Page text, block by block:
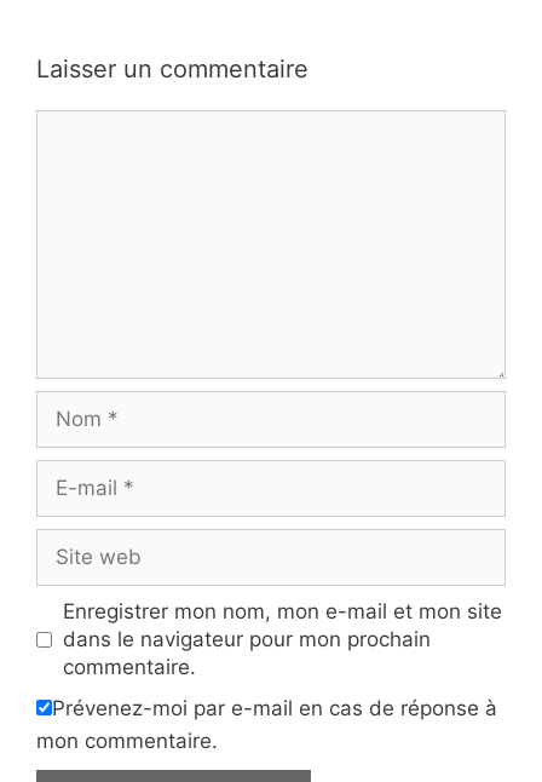
Laisser un commentaire
mail
web
Enregistrer mon nom, mon e-mail et mon site
dans le navigateur pour mon prochain
commentaire.
Prévenez-moi par e-mail en cas de réponse à
mon commentaire.